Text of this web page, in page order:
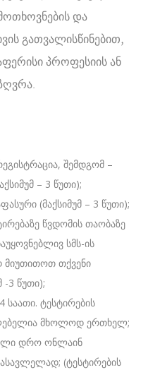
და
გათვალისწინებით,
პროფესიის ან
შემდგომ –
– 3 წუთი);
(მაქსიმუმ – 3 წუთი);
წვდომის თაობაზე
სმს-ის
მიუთითოთ თქვენი
-3 წუთი);
საათი. ტესტირების
მხოლოდ ერთხელ;
დრო ონლაინ
(ტესტირების